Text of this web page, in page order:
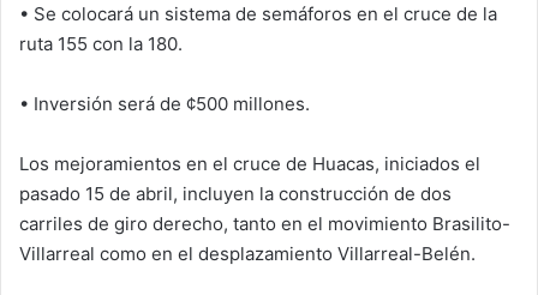
• Se colocará un sistema de semáforos en el cruce de la
ruta 155 con la 180.
• Inversión será de ¢500 millones.
Los mejoramientos en el cruce de Huacas, iniciados el
pasado 15 de abril, incluyen la construcción de dos
carriles de giro derecho, tanto en el movimiento Brasilito-
Villarreal como en el desplazamiento Villarreal-Belén.